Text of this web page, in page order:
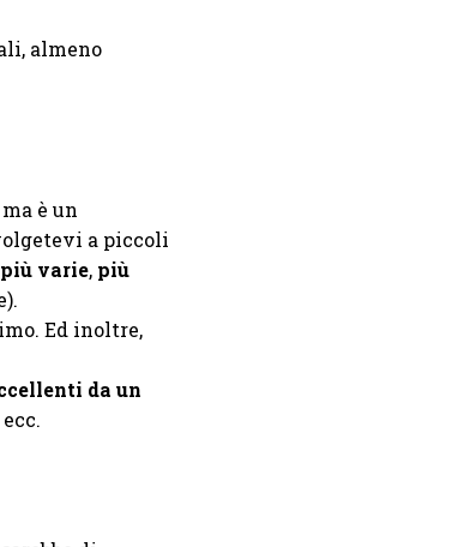
almeno
è un
a piccoli
varie, più
Ed inoltre,
da un